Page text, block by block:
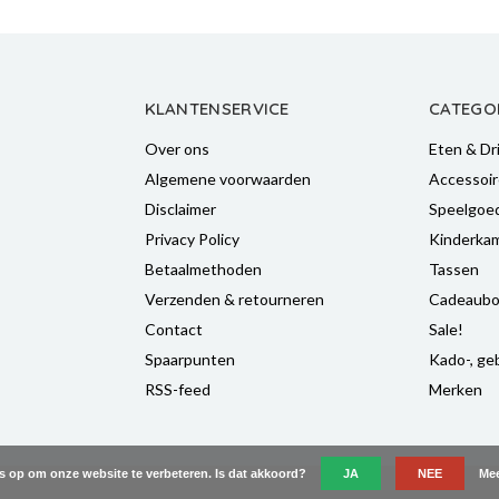
KLANTENSERVICE
Over ons
Algemene voorwaarden
Disclaimer
Privacy Policy
Betaalmethoden
Verzenden & retourneren
Contact
Spaarpunten
RSS-feed
Eten &
Tassen
Sale!
Kado-,
Merken
op om onze website te verbeteren. Is dat akkoord? JA NEE